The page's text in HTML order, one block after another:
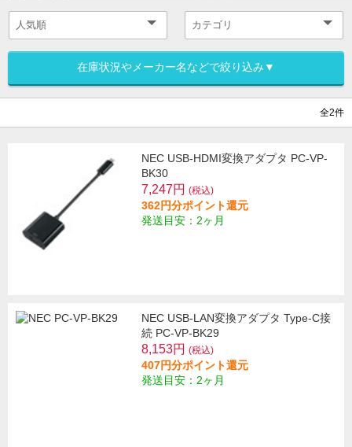
在庫状況やメーカー名などで絞り込み▼
全2件
NEC USB-HDMI変換アダプタ PC-VP-
BK30
7,247円 (税込)
362円分ポイント還元
発送目安：2ヶ月
NEC USB-LAN変換アダプタ Type-C接
続 PC-VP-BK29
8,153円 (税込)
407円分ポイント還元
発送目安：2ヶ月